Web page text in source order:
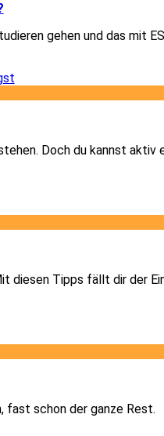
gehen und das mit
Doch du kannst aktiv
diesen Tipps fällt dir der
fast schon der ganze Rest.